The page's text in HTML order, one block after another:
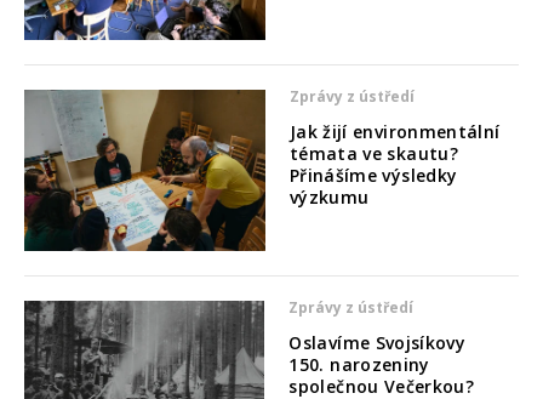
Zprávy z ústředí
Jak žijí environmentální
témata ve skautu?
Přinášíme výsledky
výzkumu
Zprávy z ústředí
Oslavíme Svojsíkovy
150. narozeniny
společnou Večerkou?